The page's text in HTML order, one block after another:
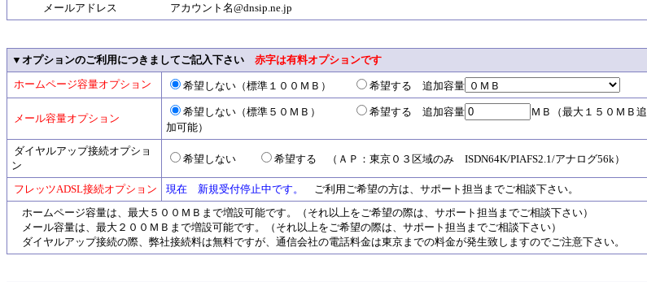
メールアドレス アカウント名@dnsip.ne.jp
▼オプションのご利用につきましてご記入下さい 赤字は有料オプションです
ホームページ容量オプション
希望しない（標準１００ＭＢ） 希望する 追加容量
メール容量オプション
希望しない（標準５０ＭＢ） 希望する 追加容量
ＭＢ（最大１５０ＭＢ追
加可能）
ダイヤルアップ接続オプショ
ン
希望しない 希望する （ＡＰ：東京０３区域のみ ISDN64K/PIAFS2.1/アナログ56k）
フレッツADSL接続オプション 現在 新規受付停止中です。
ご利用ご希望の方は、サポート担当までご相談下さい。
ホームページ容量は、最大５００ＭＢまで増設可能です。（それ以上をご希望の際は、サポート担当までご相談下さい）
メール容量は、最大２００ＭＢまで増設可能です。（それ以上をご希望の際は、サポート担当までご相談下さい）
ダイヤルアップ接続の際、弊社接続料は無料ですが、通信会社の電話料金は東京までの料金が発生致しますのでご注意下さい。